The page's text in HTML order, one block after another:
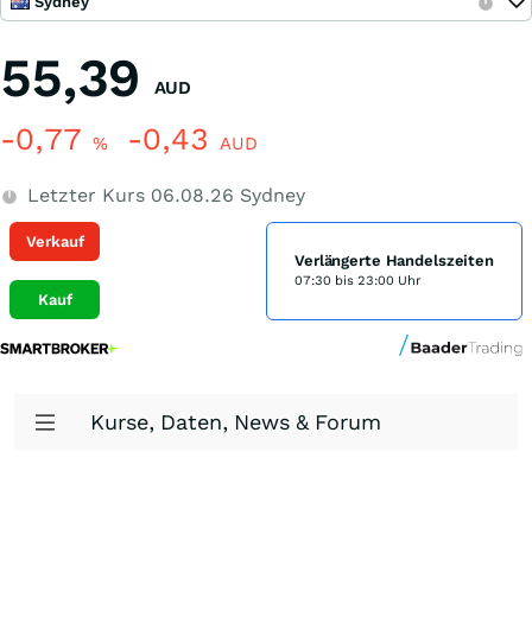
55,39 AUD
-0,77 % -0,43 AUD
Letzter Kurs 06.08.26 Sydney
Verkauf
Kauf
Verlängerte Handelszeiten
07:30 bis 23:00 Uhr
Kurse, Daten, News & Forum